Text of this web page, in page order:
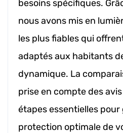
besoins spécifiques.
nous avons mis en
les plus fiables qui
adaptés aux habitants
dynamique. La
prise en compte des
étapes essentielles
protection optimale de